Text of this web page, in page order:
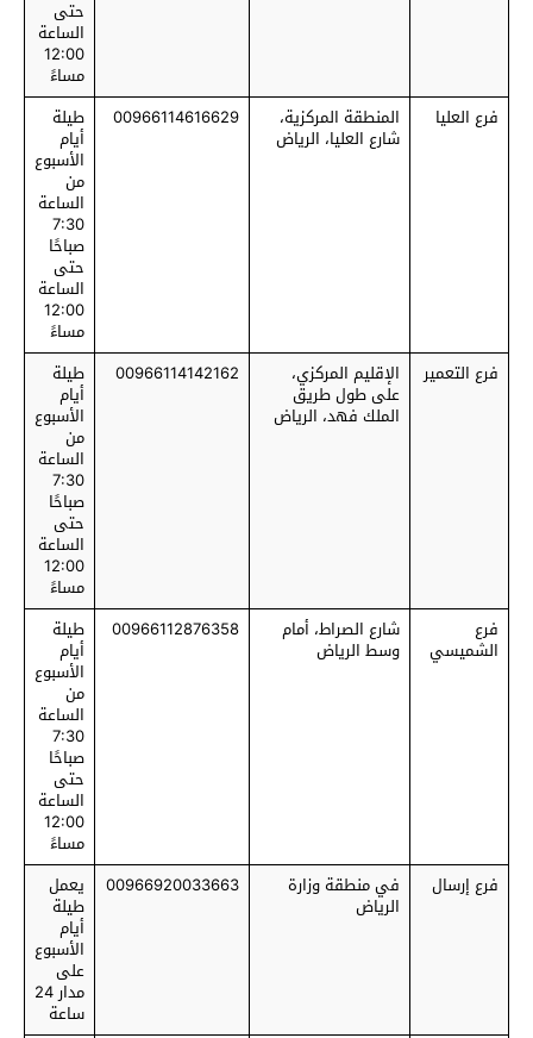
حتى
الساعة
12:00
مساءً
فرع العليا
المنطقة المركزية،
شارع العليا، الرياض
00966114616629 طيلة
أيام
الأسبوع
من
الساعة
7:30
صباحًا
حتى
الساعة
12:00
مساءً
فرع التعمير
الإقليم المركزي،
على طول طريق
الملك فهد، الرياض
00966114142162 طيلة
أيام
الأسبوع
من
الساعة
7:30
صباحًا
حتى
الساعة
12:00
مساءً
فرع
الشميسي
شارع الصراط، أمام
وسط الرياض
00966112876358 طيلة
أيام
الأسبوع
من
الساعة
7:30
صباحًا
حتى
الساعة
12:00
مساءً
فرع إرسال
في منطقة وزارة
الرياض
00966920033663 يعمل
طيلة
أيام
الأسبوع
على
مدار 24
ساعة